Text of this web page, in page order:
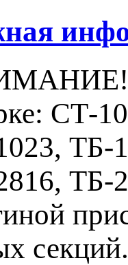
СТ-
ТБ-
ТБ-